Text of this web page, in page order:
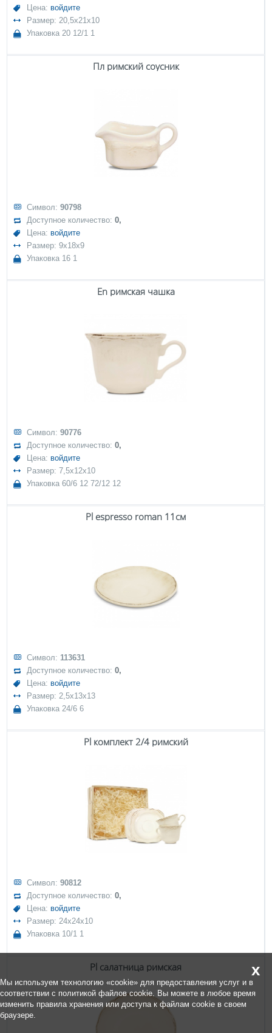
Цена: войдите
Размер: 20,5x21x10
Упаковка 20 12/1 1
Пл римский соусник
Символ:90798
Доступное количество:0,
Цена: войдите
Размер: 9x18x9
Упаковка 16 1
En римская чашка
Символ:90776
Доступное количество:0,
Цена: войдите
Размер: 7,5x12x10
Упаковка 60/6 12 72/12 12
Pl espresso roman 11см
Символ: 113631
Доступное количество:0,
Цена: войдите
Размер: 2,5x13x13
Упаковка 24/6 6
Pl комплект 2/4 римский
Символ:90812
Доступное количество:0,
Цена: войдите
Размер: 24x24x10
Упаковка 10/1 1
Pl салатница римская x
Мы используем технологию «cookie» для предоставления услуг и в
соответствии с политикой файлов cookie. Вы можете в любое время
изменить правила хранения или доступа к файлам cookie в своем
браузере.